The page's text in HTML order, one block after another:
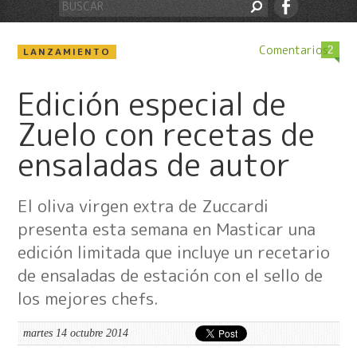
Comentarios2
LANZAMIENTO
Edición especial de
Zuelo con recetas de
ensaladas de autor
El oliva virgen extra de Zuccardi
presenta esta semana en Masticar una
edición limitada que incluye un recetario
de ensaladas de estación con el sello de
los mejores chefs.
martes 14 octubre 2014